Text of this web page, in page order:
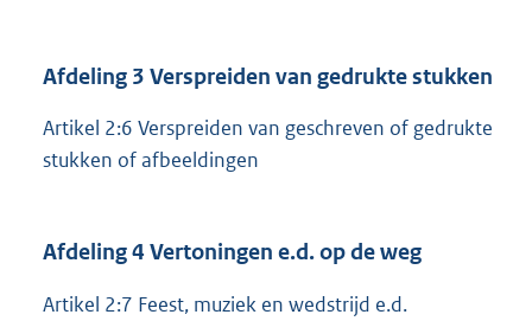
Afdeling 3 Verspreiden van gedrukte stukken
Artikel 2:6 Verspreiden van geschreven of gedrukte
stukken of afbeeldingen
Afdeling 4 Vertoningen e.d. op de weg
Artikel 2:7 Feest, muziek en wedstrijd e.d.